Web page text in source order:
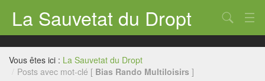
La Sauvetat du Dropt
Accueil
Mairie
Chercher
Vous êtes ici : La Sauvetat du Dropt
/ Posts avec mot-clé [ Bias Rando Multiloisirs ]